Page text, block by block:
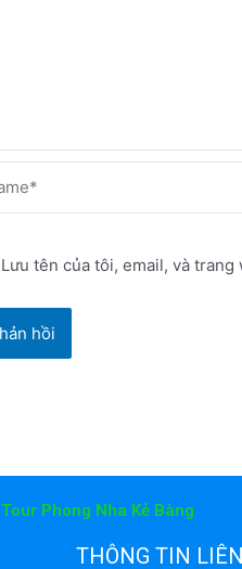
Lưu tên của tôi, email, và
Tour Phong Nha Kẻ Bàng
THÔNG TIN